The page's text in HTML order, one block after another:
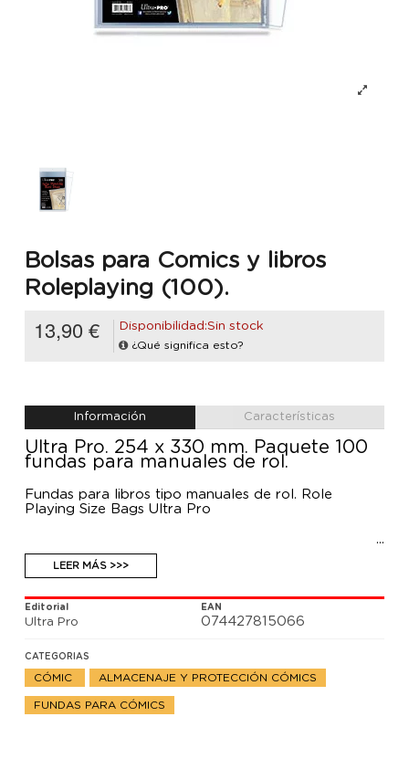
Bolsas para Comics y libros
Roleplaying (100).
13,90 € Disponibilidad:Sin stock
¿Qué significa esto?
Información Características
Ultra Pro. 254 x 330 mm. Paquete 100
fundas para manuales de rol.
Fundas para libros tipo manuales de rol. Role
Playing Size Bags Ultra Pro
LEER MÁS >>>
Editorial
Ultra Pro
EAN
074427815066
CATEGORIAS
CÓMIC ALMACENAJE Y PROTECCIÓN CÓMICS
FUNDAS PARA CÓMICS